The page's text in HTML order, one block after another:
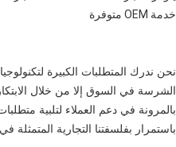
خدمة OEM متوفرة
نحن ندرك المتطلبات الكبيرة
الشرسة في السوق إلا من خلال
باستمرار بفلسفتنا التجارية